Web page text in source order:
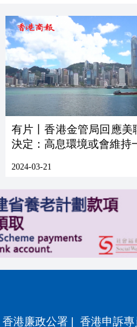
有片丨香港金管局回應美
決定：高息環境或會維持
2024-03-21
香港廉政公署 香港申訴